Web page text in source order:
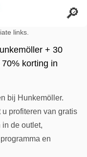
links.
+ 30
korting in
bij Hunkemöller.
profiteren van gratis
de outlet,
en